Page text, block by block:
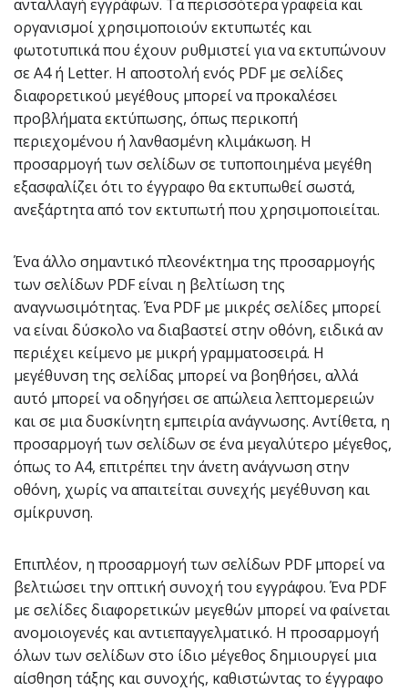
ανταλλαγή εγγράφων. Τα περισσότερα γραφεία και
οργανισμοί χρησιμοποιούν εκτυπωτές και
φωτοτυπικά που έχουν ρυθμιστεί για να εκτυπώνουν
σε A4 ή Letter. Η αποστολή ενός PDF με σελίδες
διαφορετικού μεγέθους μπορεί να προκαλέσει
προβλήματα εκτύπωσης, όπως περικοπή
περιεχομένου ή λανθασμένη κλιμάκωση. Η
προσαρμογή των σελίδων σε τυποποιημένα μεγέθη
εξασφαλίζει ότι το έγγραφο θα εκτυπωθεί σωστά,
ανεξάρτητα από τον εκτυπωτή που χρησιμοποιείται.
Ένα άλλο σημαντικό πλεονέκτημα της προσαρμογής
των σελίδων PDF είναι η βελτίωση της
αναγνωσιμότητας. Ένα PDF με μικρές σελίδες μπορεί
να είναι δύσκολο να διαβαστεί στην οθόνη, ειδικά αν
περιέχει κείμενο με μικρή γραμματοσειρά. Η
μεγέθυνση της σελίδας μπορεί να βοηθήσει, αλλά
αυτό μπορεί να οδηγήσει σε απώλεια λεπτομερειών
και σε μια δυσκίνητη εμπειρία ανάγνωσης. Αντίθετα, η
προσαρμογή των σελίδων σε ένα μεγαλύτερο μέγεθος,
όπως το A4, επιτρέπει την άνετη ανάγνωση στην
οθόνη, χωρίς να απαιτείται συνεχής μεγέθυνση και
σμίκρυνση.
Επιπλέον, η προσαρμογή των σελίδων PDF μπορεί να
βελτιώσει την οπτική συνοχή του εγγράφου. Ένα PDF
με σελίδες διαφορετικών μεγεθών μπορεί να φαίνεται
ανομοιογενές και αντιεπαγγελματικό. Η προσαρμογή
όλων των σελίδων στο ίδιο μέγεθος δημιουργεί μια
αίσθηση τάξης και συνοχής, καθιστώντας το έγγραφο